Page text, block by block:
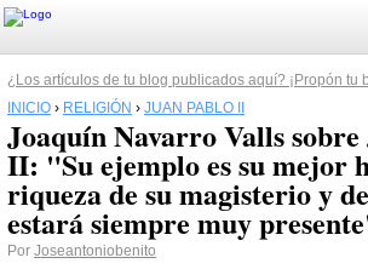
¿Los artículos de tu blog publicados aquí? ¡Propón tu
INICIO › RELIGIÓN › JUAN PABLO II
Joaquín Navarro Valls
II: "Su ejemplo es su mejor
riqueza de su magisterio y
estará siempre muy
Por Joseantoniobenito